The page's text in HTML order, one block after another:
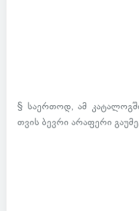
§ სა­ერ­თოდ, ამ
თვის ბევრი არა­ფერი